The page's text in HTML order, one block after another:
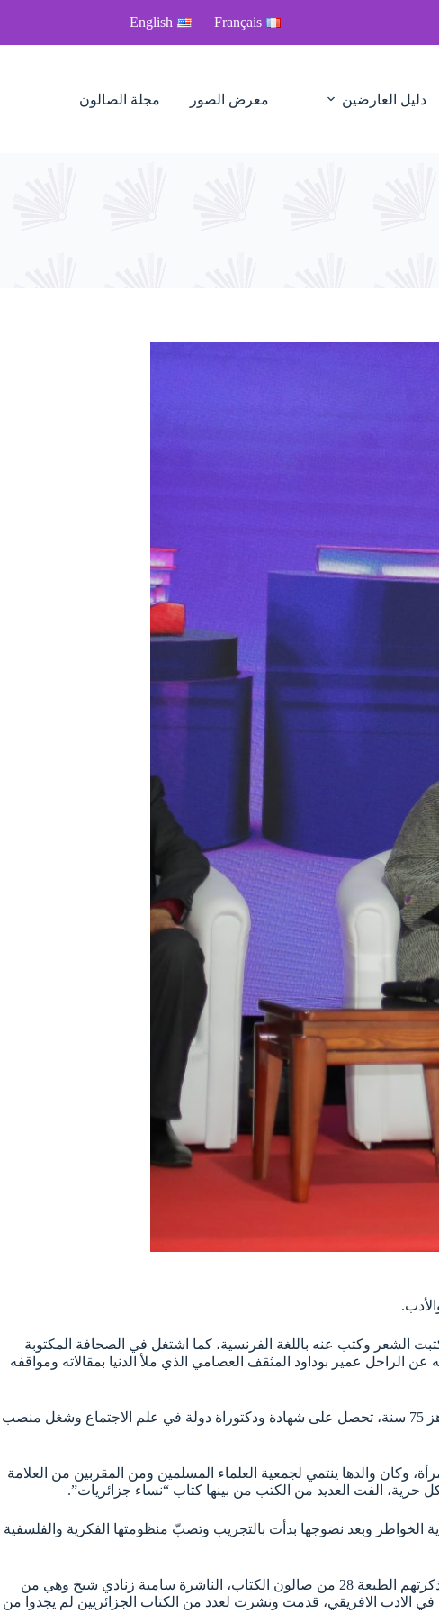
Français
English
دليل العارضين معرض الصور مجلة الصالون
سنة 2025 وهو من بين الأصوات الجزائرية الراقية التي كتبت الشعر وكتب عنه باللغة الفرنسية، كما اشتغل في الصحافة المكتوبة
عمير بوداود المثقف العصامي الذي ملأ الدنيا بمقالاته ومواقفه
تم استذكار المؤرخ والكاتب عبد المجيد مرداسي الذي توفي هذا العام، وهو المؤرّخ والكاتب المختصّ في علم الاجتماع ورحل عن عمر ناهز 75 سنة، تحصل على شهادة ودكتوراة دولة في علم الاجتماع وشغل منصب
ومن المدافعات عن حقوق المرأة، وكان والدها ينتمي لجمعية العلماء المسلمين ومن المقربين من العلامة
الفت العديد من الكتب من بينها كتاب “نساء جزائريات”.
الخواطر وبعد نضوجها بدأت بالتجريب وتصبّ منظومتها الفكرية والفلسفية
تطرّقت الندوة أيضا لمسار الكاتب حبيب أيوب الذي رحل في 14 سبتمبر 2025، وكذلك الكاتبة جوهر امحيص اكسيل. ومن بين الذين استذكرتهم الطبعة 28 من صالون الكتاب، الناشرة سامية زنادي شيخ وهي من
الادب الافريقي، قدمت ونشرت لعدد من الكتاب الجزائريين لم يجدوا من